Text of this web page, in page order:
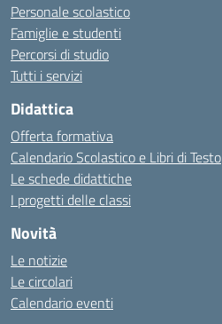
Personale scolastico
Famiglie e studenti
Percorsi di studio
Tutti i servizi
Didattica
Offerta formativa
Calendario Scolastico e Libri di Testo
Le schede didattiche
I progetti delle classi
Novità
Le notizie
Le circolari
Calendario eventi